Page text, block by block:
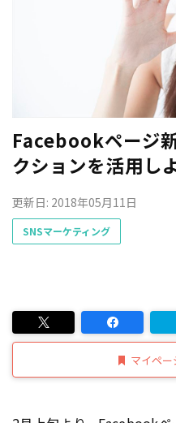
Facebookページ
クションを活用し
更新日: 2018年05月11日
SNSマーケティング
マイペー